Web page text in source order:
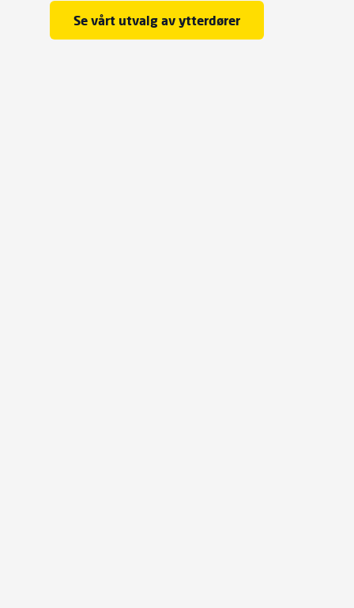
Se vårt utvalg av ytterdører